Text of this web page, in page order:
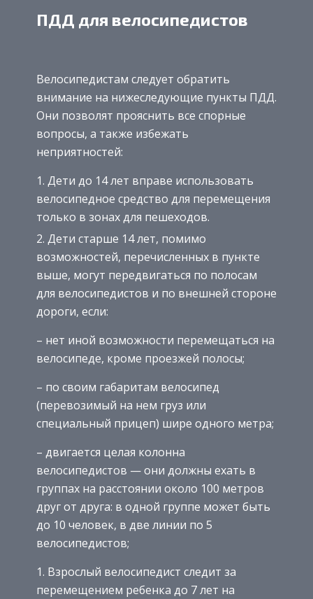
ПДД для велосипедистов
Велосипедистам следует обратить
внимание на нижеследующие пункты ПДД.
Они позволят прояснить все спорные
вопросы, а также избежать
неприятностей:
Дети до 14 лет вправе использовать
велосипедное средство для перемещения
только в зонах для пешеходов.
Дети старше 14 лет, помимо
возможностей, перечисленных в пункте
выше, могут передвигаться по полосам
для велосипедистов и по внешней стороне
дороги, если:
– нет иной возможности перемещаться на
велосипеде, кроме проезжей полосы;
– по своим габаритам велосипед
(перевозимый на нем груз или
специальный прицеп) шире одного метра;
– двигается целая колонна
велосипедистов — они должны ехать в
группах на расстоянии около 100 метров
друг от друга: в одной группе может быть
до 10 человек, в две линии по 5
велосипедистов;
Взрослый велосипедист следит за
перемещением ребенка до 7 лет на